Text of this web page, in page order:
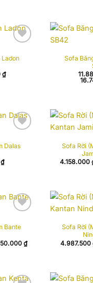
wishlist
₫
Sofa
wishlist
Dalas
₫
Sofa Rời
4.158.000
wishlist
Bante
₫Khoảng
giá:
16.650.000 ₫
Sofa Rời
4.987.500